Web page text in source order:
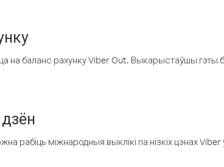
на баланс рахунку Viber Out. Выкарыстаўшы
рабіць міжнародныя выклікі па нізкіх цэнах